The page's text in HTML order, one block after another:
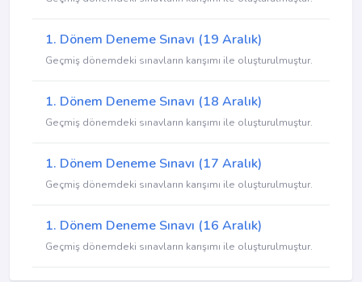
1. Dönem Deneme Sınavı (19 Aralık)
Geçmiş dönemdeki sınavların karışımı ile oluşturulmuştur.
1. Dönem Deneme Sınavı (18 Aralık)
Geçmiş dönemdeki sınavların karışımı ile oluşturulmuştur.
1. Dönem Deneme Sınavı (17 Aralık)
Geçmiş dönemdeki sınavların karışımı ile oluşturulmuştur.
1. Dönem Deneme Sınavı (16 Aralık)
Geçmiş dönemdeki sınavların karışımı ile oluşturulmuştur.